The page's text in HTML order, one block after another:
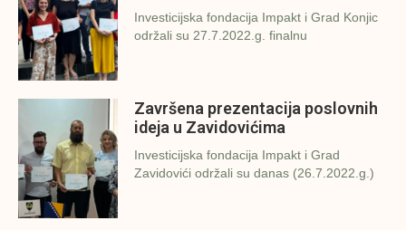
Investicijska fondacija Impakt i Grad Konjic
održali su 27.7.2022.g. finalnu
Završena prezentacija poslovnih
ideja u Zavidovićima
Investicijska fondacija Impakt i Grad
Zavidovići održali su danas (26.7.2022.g.)